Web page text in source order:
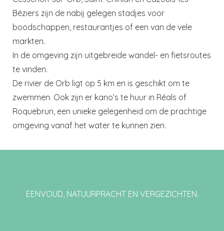
Béziers zijn de nabij gelegen stadjes voor
boodschappen, restaurantjes of een van de vele
markten.
In de omgeving zijn uitgebreide wandel- en fietsroutes
te vinden.
De rivier de Orb ligt op 5 km en is geschikt om te
zwemmen. Ook zijn er kano’s te huur in Réals of
Roquebrun, een unieke gelegenheid om de prachtige
omgeving vanaf het water te kunnen zien.
EENVOUD, NATUURPRACHT EN VERGEZICHTEN.